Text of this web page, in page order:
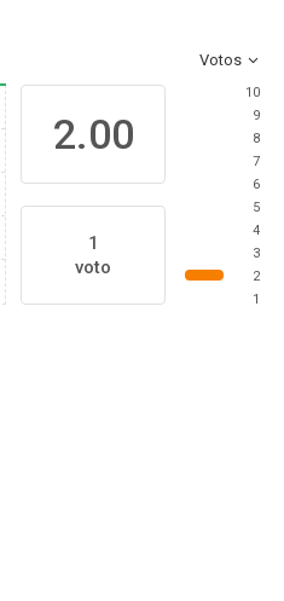
Votos
2.00
1
voto
10
9
8
7
6
5
4
3
2
1